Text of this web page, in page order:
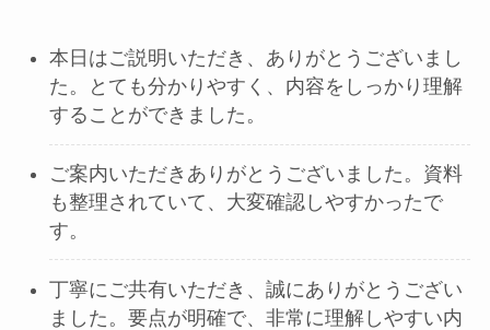
本日はご説明いただき、ありがとうございまし
た。とても分かりやすく、内容をしっかり理解
することができました。
ご案内いただきありがとうございました。資料
も整理されていて、大変確認しやすかったで
す。
丁寧にご共有いただき、誠にありがとうござい
ました。要点が明確で、非常に理解しやすい内